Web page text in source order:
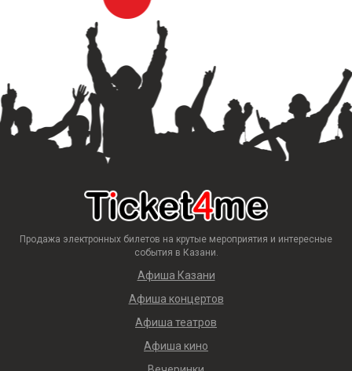
Продажа электронных билетов на крутые мероприятия и интересные
события в Казани.
Афиша Казани
Афиша концертов
Афиша театров
Афиша кино